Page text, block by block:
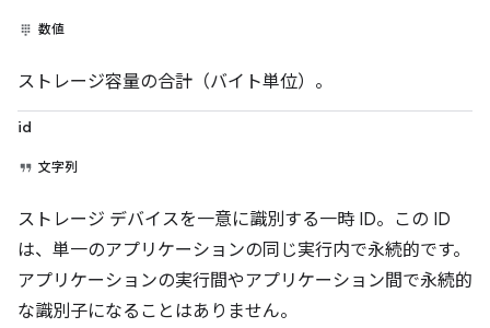
数値
ストレージ容量の合計（バイト単位）。
id
文字列
ストレージ デバイスを一意に識別する一時 ID。この ID
は、単一のアプリケーションの同じ実行内で永続的です。
アプリケーションの実行間やアプリケーション間で永続的
な識別子になることはありません。